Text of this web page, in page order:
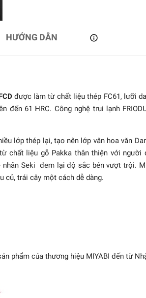
HƯỚNG DẪN
được làm từ chất liệu thép FC61, lưỡi
đến 61 HRC. Công nghệ trui lạnh
lớp thép lại, tạo nên lớp vân hoa văn
chất liệu gỗ Pakka thân thiện với người
nhân Seki đem lại độ sắc bén vượt trội.
củ, trái cây một cách dễ dàng.
phẩm của thương hiệu MIYABI đến từ